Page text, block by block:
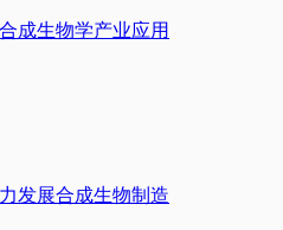
成生物学产业应用
发展合成生物制造